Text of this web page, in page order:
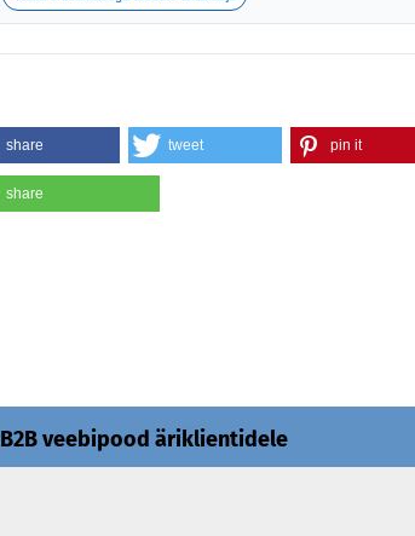
share tweet pin it
share
B2B veebipood äriklientidele